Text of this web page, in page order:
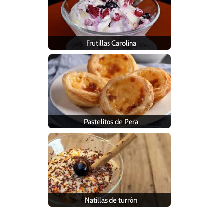
Frutillas Carolina
Pastelitos de Pera
Natillas de turrón